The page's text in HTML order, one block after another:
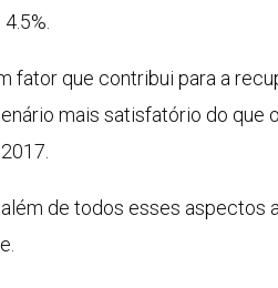
fator que contribui para a
mais satisfatório do
de todos esses